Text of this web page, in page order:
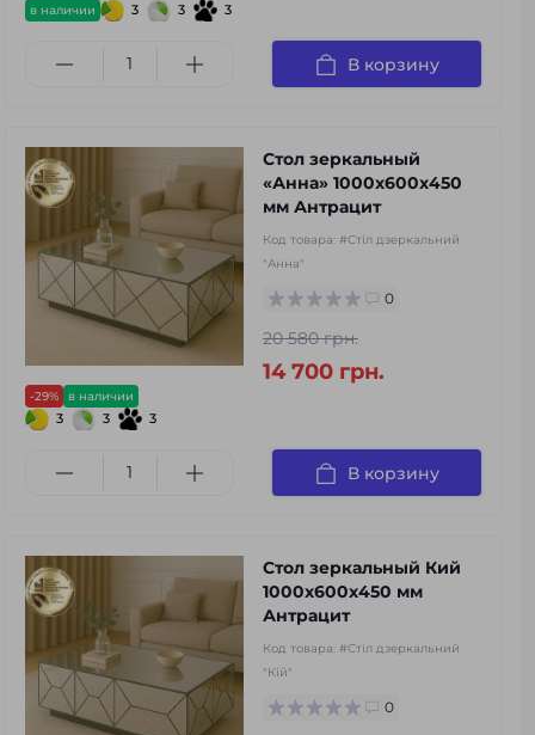
в наличии 3 3 3
В корзину
-29% в наличии
3 3 3
Стол зеркальный
«Анна» 1000х600х450
мм Антрацит
Код товара: #Стіл дзеркальний
"Анна"
0
20 580 грн.
14 700 грн.
В корзину
Стол зеркальный Кий
1000х600х450 мм
Антрацит
Код товара: #Стіл дзеркальний
"Кій"
0